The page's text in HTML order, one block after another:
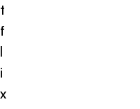
t
f
l
i
x